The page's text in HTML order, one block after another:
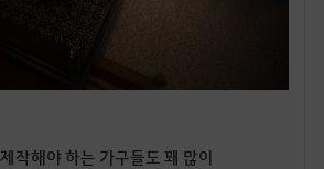
작해야 하는 가구들도 꽤 많이